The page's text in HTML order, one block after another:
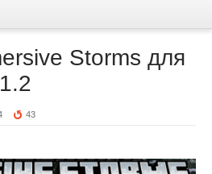
Storms для
43